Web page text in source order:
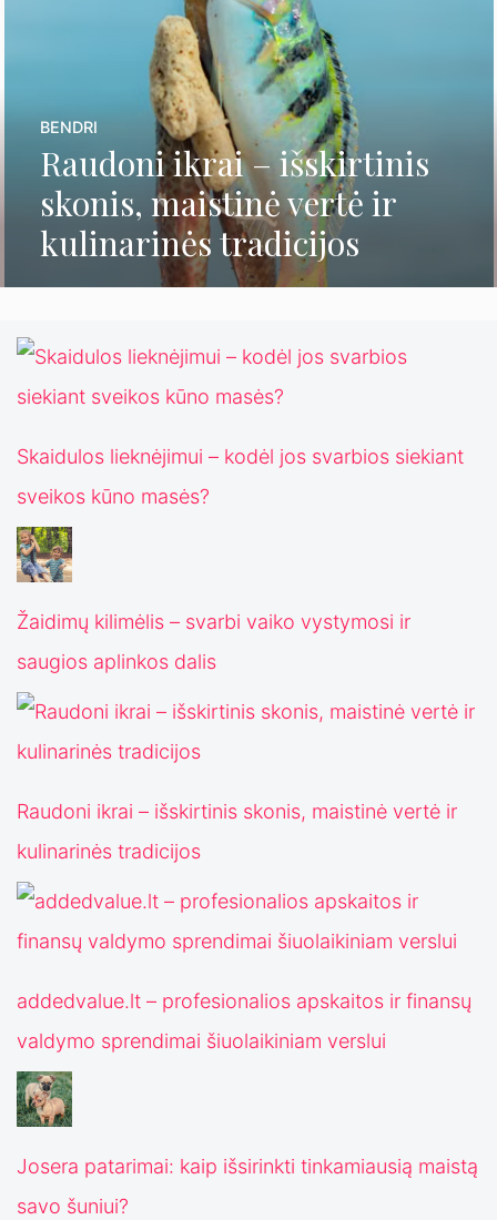
Raudoni ikrai – išskirtinis
skonis, maistinė vertė ir
kulinarinės tradicijos
BENDRI
Skaidulos lieknėjimui – kodėl jos svarbios siekiant
sveikos kūno masės?
Žaidimų kilimėlis – svarbi vaiko vystymosi ir
saugios aplinkos dalis
Raudoni ikrai – išskirtinis skonis, maistinė vertė ir
kulinarinės tradicijos
addedvalue.lt – profesionalios apskaitos ir finansų
valdymo sprendimai šiuolaikiniam verslui
Josera patarimai: kaip išsirinkti tinkamiausią maistą
savo šuniui?